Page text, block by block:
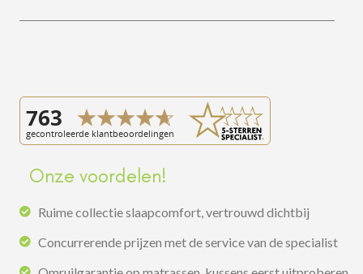
Onze voordelen!
Ruime collectie slaapcomfort, vertrouwd dichtbij
Concurrerende prijzen met de service van de specialist